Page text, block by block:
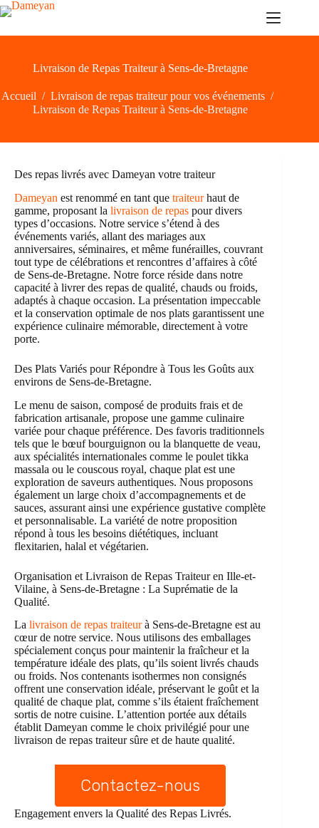
Passer
au
Livraison de Repas Traiteur à Sens-de-Bretagne
Accueil / Livraison de repas traiteur pour vos événements /
Livraison de Repas Traiteur à Sens-de-Bretagne
Des repas livrés avec Dameyan votre traiteur
Dameyan est renommé en tant que traiteurhaut de
gamme, proposant la livraison de repas pour divers
types d’occasions. Notre service s’étend à des
événements variés, allant des mariages aux
anniversaires, séminaires, et même funérailles, couvrant
tout type de célébrations et rencontres d’affaires à côté
de Sens-de-Bretagne. Notre force réside dans notre
capacité à livrer des repas de qualité, chauds ou froids,
adaptés à chaque occasion. La présentation impeccable
et la conservation optimale de nos plats garantissent une
expérience culinaire mémorable, directement à votre
porte.
Des Plats Variés pour Répondre à Tous les Goûts aux
environs de Sens-de-Bretagne.
Le menu de saison, composé de produits frais et de
fabrication artisanale, propose une gamme culinaire
variée pour chaque préférence. Des favoris traditionnels
tels que le bœuf bourguignon ou la blanquette de veau,
aux spécialités internationales comme le poulet tikka
massala ou le couscous royal, chaque plat est une
exploration de saveurs authentiques. Nous proposons
également un large choix d’accompagnements et de
sauces, assurant ainsi une expérience gustative complète
et personnalisable. La variété de notre proposition
répond à tous les besoins diététiques, incluant
flexitarien, halal et végétarien.
Organisation et Livraison de Repas Traiteur en Ille-et-
Vilaine, à Sens-de-Bretagne : La Suprématie de la
Qualité.
La livraison de repas traiteurà Sens-de-Bretagne est au
cœur de notre service. Nous utilisons des emballages
spécialement conçus pour maintenir la fraîcheur et la
température idéale des plats, qu’ils soient livrés chauds
ou froids. Nos contenants isothermes non consignés
offrent une conservation idéale, préservant le goût et la
qualité de chaque plat, comme s’ils étaient fraîchement
sortis de notre cuisine. L’attention portée aux détails
établit Dameyan comme le choix privilégié pour une
livraison de repas traiteur sûre et de haute qualité.
Contactez-nous
Engagement envers la Qualité des Repas Livrés.